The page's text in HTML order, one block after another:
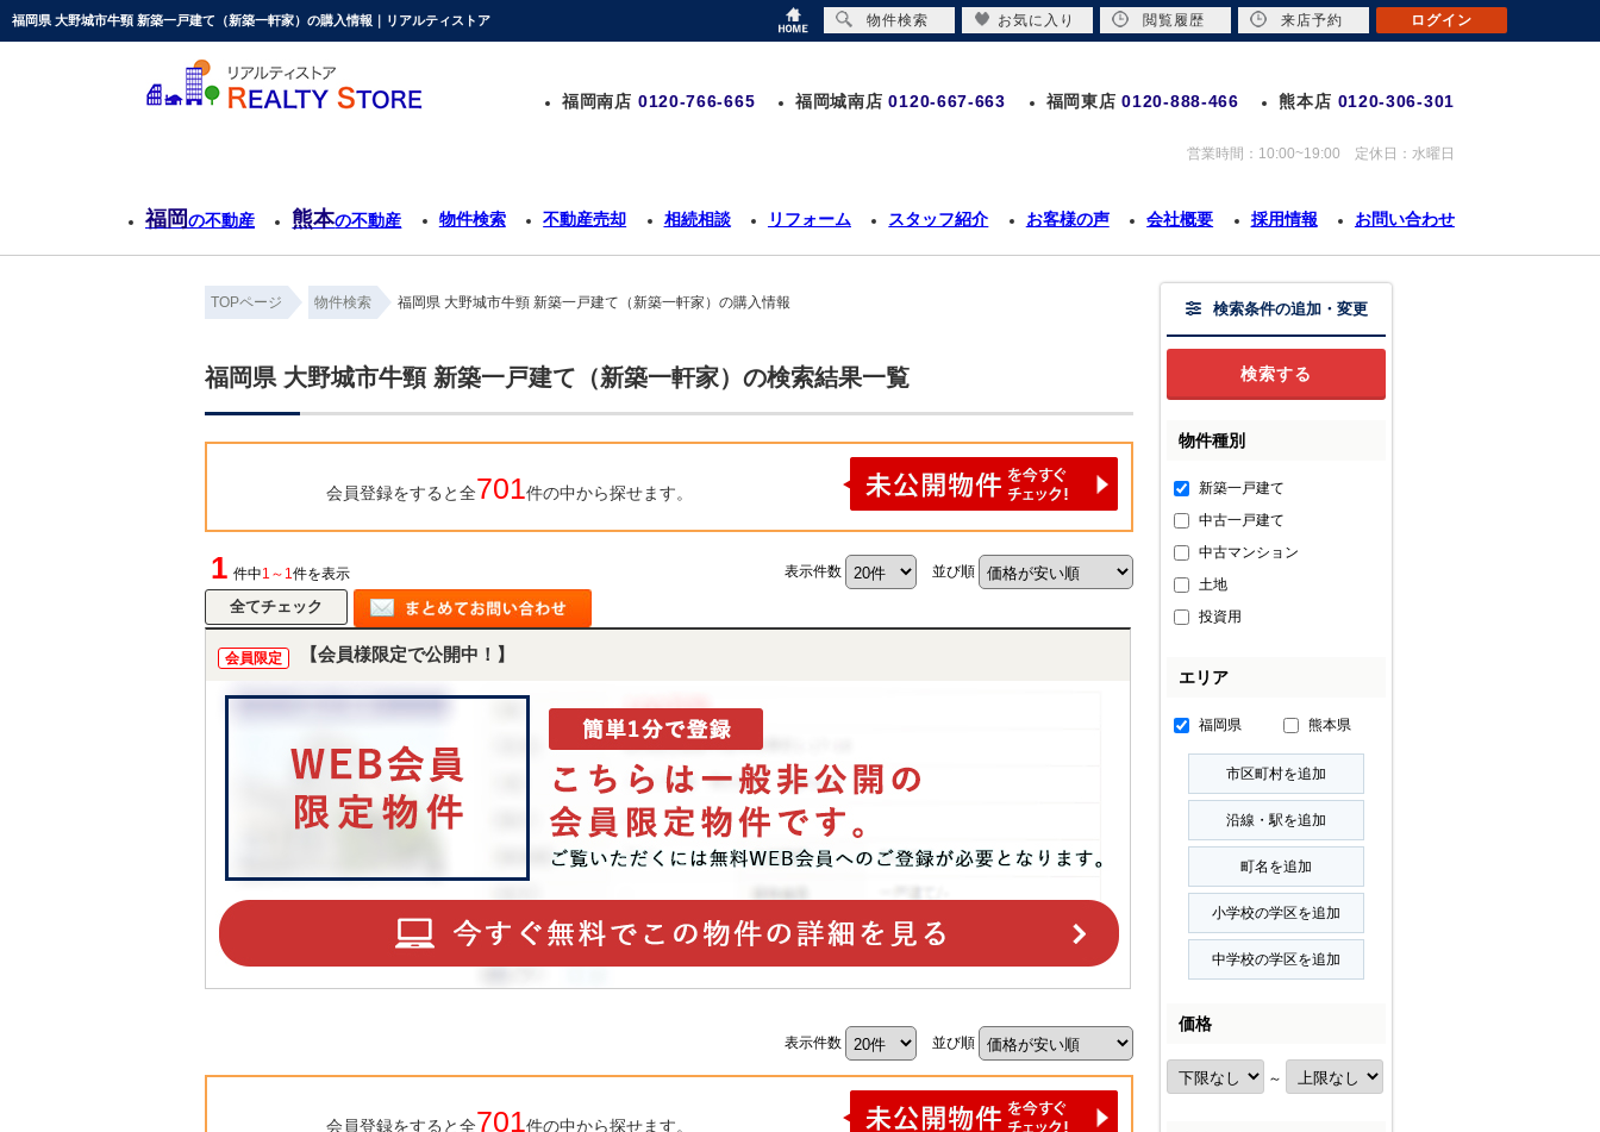
福岡県 大野城市牛頸 新築一戸建て（新築一軒家）の購入情報｜リアルティストア
福岡南店 0120-766-665 福岡城南店 0120-667-663 福岡東店 0120-888-466 熊本店 0120-306-301
営業時間：10:00~19:00 定休日：水曜日
福岡の不動産 熊本の不動産 物件検索 不動産売却 相続相談 リフォーム スタッフ紹介 お客様の声 会社概要 採用情報 お問い合わせ
TOPページ 物件検索 福岡県 大野城市牛頸 新築一戸建て（新築一軒家）の購入情報
福岡県 大野城市牛頸 新築一戸建て（新築一軒家）の検索結果一覧
会員登録をすると全701件の中から探せます。
1 件中1～1件を表示 表示件数 並び順
会員限定 【会員様限定で公開中！】
表示件数 並び順
会員登録をすると全701件の中から探せます。
検索条件の追加・変更
物件種別
新築一戸建て
中古一戸建て
中古マンション
土地
投資用
エリア
福岡県 熊本県
価格
～
物件検索 お気に入り 閲覧履歴 来店予約 ログイン